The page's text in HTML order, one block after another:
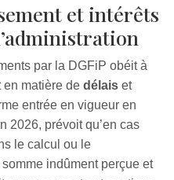
et intérêts
par la DGFiP obéit à
en matière de délais et
entrée en vigueur en
2026, prévoit qu’en cas
le calcul ou le
indûment perçue et